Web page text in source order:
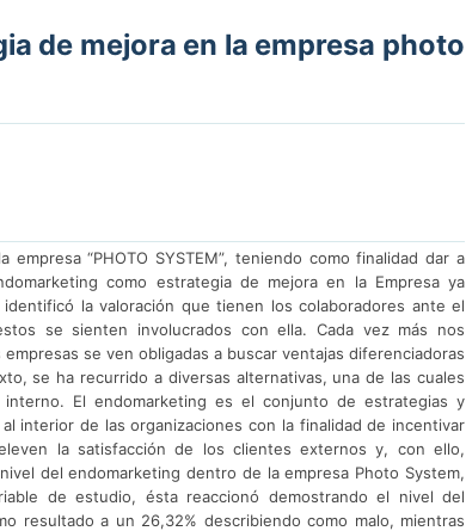
de mejora en la empresa photo
“PHOTO SYSTEM”, teniendo como finalidad dar a
como estrategia de mejora en la Empresa ya
la valoración que tienen los colaboradores ante el
se sienten involucrados con ella. Cada vez más nos
se ven obligadas a buscar ventajas diferenciadoras
se ha recurrido a diversas alternativas, una de las cuales
El endomarketing es el conjunto de estrategias y
interior de las organizaciones con la finalidad de incentivar
la satisfacción de los clientes externos y, con ello,
del endomarketing dentro de la empresa Photo System,
de estudio, ésta reaccionó demostrando el nivel del
resultado a un 26,32% describiendo como malo, mientras